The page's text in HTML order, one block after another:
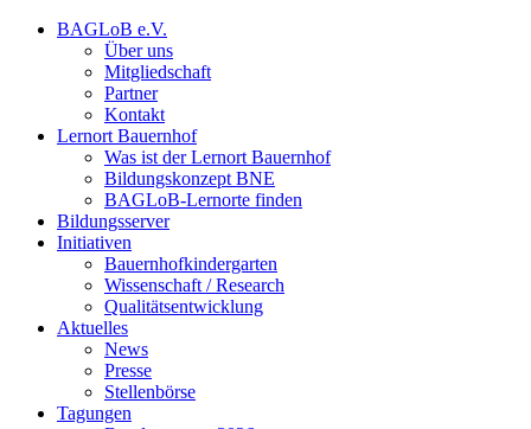
BAGLoB e.V.
Über uns
Mitgliedschaft
Partner
Kontakt
Lernort Bauernhof
Was ist der Lernort Bauernhof
Bildungskonzept BNE
BAGLoB-Lernorte finden
Bildungsserver
Initiativen
Bauernhofkindergarten
Wissenschaft / Research
Qualitätsentwicklung
Aktuelles
News
Presse
Stellenbörse
Tagungen